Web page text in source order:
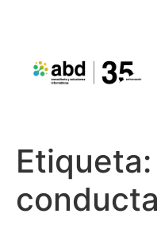
Etiqueta:
conducta